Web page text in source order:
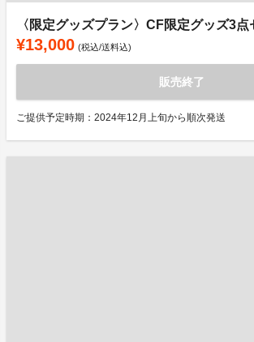
〈限定グッズプラン〉CF限定グッズ3点
¥13,000 (税込/送料込)
販売終了
ご提供予定時期：2024年12月上旬から順次発送